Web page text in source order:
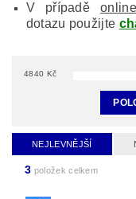
V případě
dotazu použijte
4840 Kč
NEJLEVNĚJŠÍ
3 položek celkem